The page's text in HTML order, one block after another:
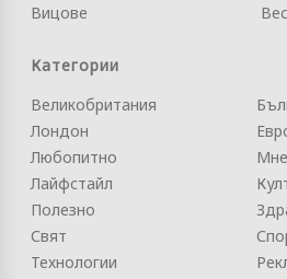
Вицове
Категории
Великобритания
Лондон
Любопитно
Лайфстайл
Полезно
Свят
Технологии